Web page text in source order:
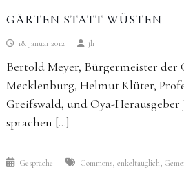
GÄRTEN STATT WÜSTEN
18. Januar 2012 jh
Bertold Meyer, Bürgermeister der
Mecklenburg, Helmut Klüter,
Greifswald, und Oya-Herausgeber
sprachen […]
Gespräche Commons, enkeltauglich,